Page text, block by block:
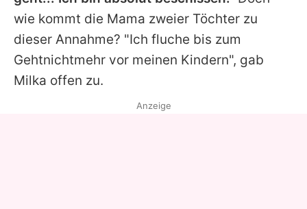
wie kommt die Mama zweier Töchter zu
dieser Annahme? "Ich fluche bis zum
Gehtnichtmehr vor meinen Kindern", gab
Milka offen zu.
Anzeige